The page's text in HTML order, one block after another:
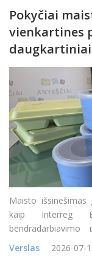
Pokyčiai
vienkartines
Maisto išsinešimas
kaip Interreg
bendradarbiavimo
mąstysenos
Verslas 2026-07-